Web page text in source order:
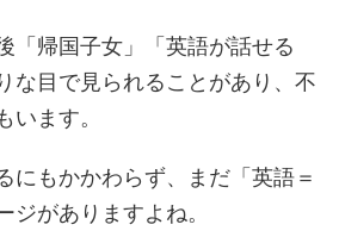
「帰国子女」「英語が話せる
な目で見られることがあり、不
います。
にもかかわらず、まだ「英語＝
ジがありますよね。